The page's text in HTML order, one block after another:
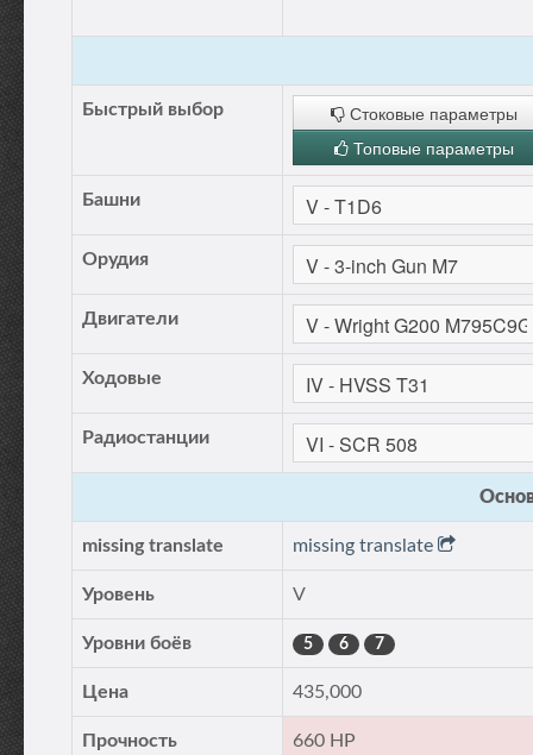
Быстрый выбор
Стоковые параметры
Топовые параметры
Башни
Орудия
Двигатели
Ходовые
Радиостанции
missing translate missing translate
Уровень V
Уровни боёв 5 6 7
Цена 435,000
Прочность 660 HP